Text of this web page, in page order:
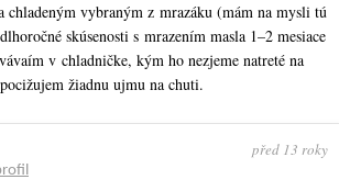
chladeným vybraným z mrazáku (mám na mysli tú
skúsenosti s mrazením masla 1–2 mesiace
v chladničke, kým ho nezjeme natreté na
žiadnu ujmu na chuti.
před 13 roky